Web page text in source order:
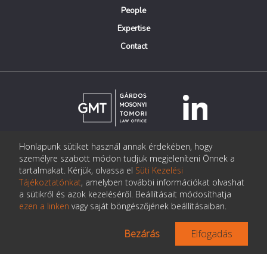
People
Expertise
Contact
© Copyright Gárdos Mosonyi Tomori Ügyvédi Iroda
postmaster@gmtlegal.hu
Data privacy notice
Made the page:Pentacom
Honlapunk sütiket használ annak érdekében, hogy
személyre szabott módon tudjuk megjeleníteni Önnek a
tartalmakat. Kérjük, olvassa el Süti Kezelési
Tájékoztatónkat, amelyben további információkat olvashat
a sütikről és azok kezeléséről. Beállításait módosíthatja
ezen a linken vagy saját böngészőjének beállításaiban.
Bezárás Elfogadás